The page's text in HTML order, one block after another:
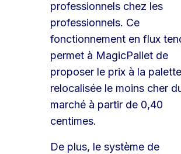
professionnels chez les
professionnels. Ce
fonctionnement en flux
permet à MagicPallet de
proposer le prix à la palette
relocalisée le moins cher
marché à partir de 0,40
centimes.
De plus, le système de